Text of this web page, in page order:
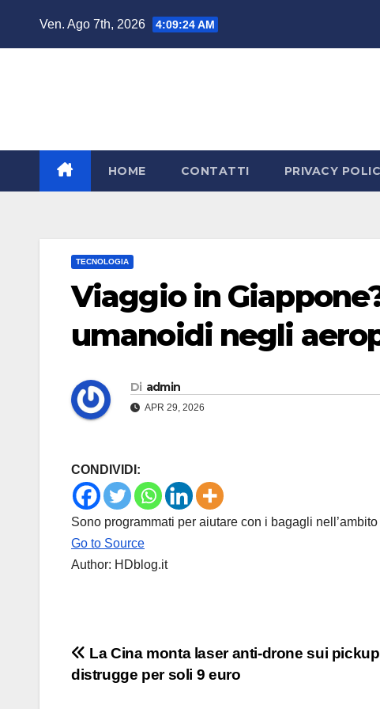
Ven. Ago 7th, 2026 4:09:25 AM
HOME CONTATTI PRIVACY
TECNOLOGIA
Viaggio in
umanoidi negli
Di admin
APR 29, 2026
CONDIVIDI:
Sono programmati per aiutare con i bagagli
Go to Source
Author: HDblog.it
Navigazione
articoli
La Cina monta laser anti-drone sui
distrugge per soli 9 euro